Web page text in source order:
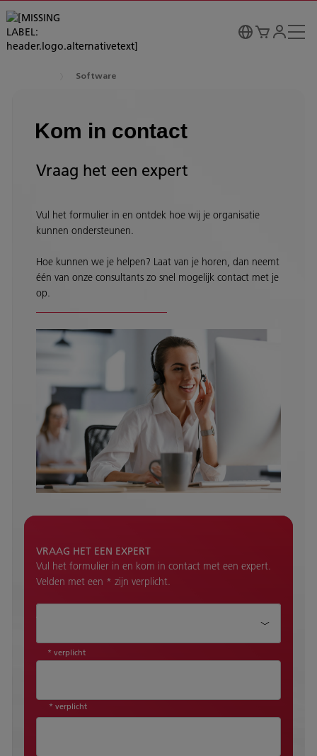
Software
Kom in contact
Vraag het een expert
Vul het formulier in en ontdek hoe wij je organisatie
kunnen ondersteunen.
Hoe kunnen we je helpen? Laat van je horen, dan neemt
één van onze consultants zo snel mogelijk contact met je
op.
VRAAG HET EEN EXPERT
Vul het formulier in en kom in contact met een expert.
Velden met een * zijn verplicht.
* verplicht
* verplicht